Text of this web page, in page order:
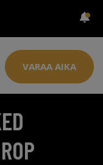
VARAA AIKA